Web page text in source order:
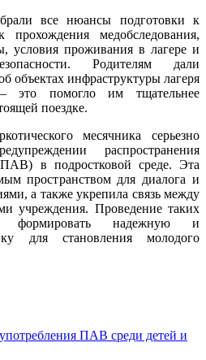
все нюансы подготовки к
прохождения медобследования,
условия проживания в лагере и
Родителям дали
объектах инфраструктуры лагеря
помогло им тщательнее
поездке.
месячника серьезно
распространения
в подростковой среде. Эта
пространством для диалога и
а также укрепила связь между
учреждения. Проведение таких
формировать надежную и
для становления молодого
ПАВ среди детей и